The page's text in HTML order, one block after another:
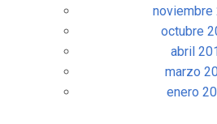
noviembre
octubre
abril
marzo
enero